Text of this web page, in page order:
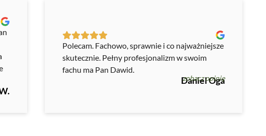
Polecam. Fachowo, sprawnie i co najważniejsze
skutecznie. Pełny profesjonalizm w swoim
fachu ma Pan Dawid.
Daniel Oga
zobacz opinię